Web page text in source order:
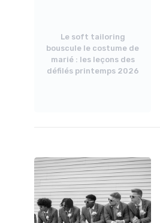
Le soft tailoring
bouscule le costume de
marié : les leçons des
défilés printemps 2026